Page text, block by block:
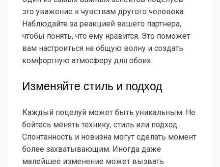
это уважение к чувствам другого человека.
Наблюдайте за реакцией вашего партнера,
чтобы понять, что ему нравится. Это поможет
вам настроиться на общую волну и создать
комфортную атмосферу для обоих.
Изменяйте стиль и подход
Каждый поцелуй может быть уникальным. Не
бойтесь менять технику, стиль или подход.
Спонтанность и новизна могут сделать момент
более захватывающим. Иногда даже
малейшее изменение может вызвать